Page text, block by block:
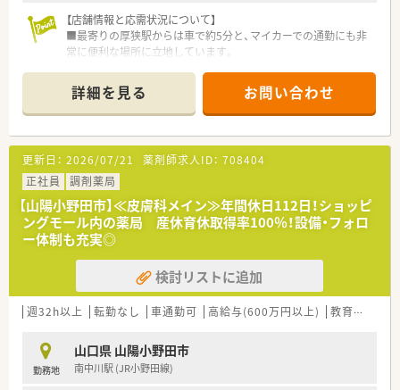
えます。
【職場環境と雰囲気】
■常勤薬剤師は30代の女性2名で構成されており、明るく活気の
ある雰囲気の中で互いに相談し合いながら業務を進めていま
す。
■50代のベテランパートスタッフも在籍しており、世代を超え
てサポートし合える環境があるため、中途入社の方も馴染みやす
■事務スタッフも複数名体制で配置されており、薬剤師が本来の
専門業務に専念できるよう、店舗全体で連携を密に取っていま
す。
【店舗情報と応需状況について】
■最寄りの厚狭駅からは車で約5分と、マイカーでの通勤にも非
常に便利な場所に立地しています。
い処方箋を1日約80枚応需します。
■薬剤師は常勤2名とパート1名の体制で、協力し合いながら業
務に取り組める環境が整っています。
【募集背景と求める人物像について】
■今回は体制強化のための増員募集となり、将来的に管理薬剤師
として活躍いただける方を求めています。
■地域に根差した薬局で、患者様一人ひとりと丁寧に向き合い信
頼関係を築ける方を歓迎します。
■チームワークを大切にし、周囲のスタッフと協調しながら円滑
に店舗運営を行える方を募集します。
【法人特徴について】
■山口県内で山陽小野田市、山口市、下関市に各1店舗ずつ展開
する地域密着型の調剤薬局グループです。
や社員の気持ちを深く理解しています。
■ライフステージの変化に合わせて、週32時間の時短正社員制
度を利用できるなど柔軟な対応が可能です。
詳細を見る お問い合わせ
更新日： 2026/07/21 薬剤師求人ID： 708404
正社員
調剤薬局
【山陽小野田市】≪皮膚科メイン≫年間休日112日！ショッピ
ングモール内の薬局 産休育休取得率100％！設備・フォロ
ー体制も充実◎
検討リストに追加
週32h以上 転勤なし 車通勤可 高給与(600万円以上) 教育制度あり
勤務地
山口県 山陽小野田市
南中川駅 (JR小野田線)